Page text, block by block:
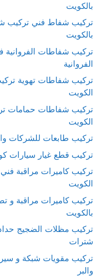
بالكويت
تركيب شفاط فني تركيب
بالكويت
تركيب شفاطات
الفروانية
تركيب شفاطات تهوية
الكويت
تركيب شفاطات حمامات
الكويت
تركيب طابعات للشركات
تركيب قطع غيار سيارات
الكويت
تركيب كاميرات مراقبة و
بالكويت
تركيب مظلات الضجيج
شترات
تركيب مقويات شبكة و
والبر